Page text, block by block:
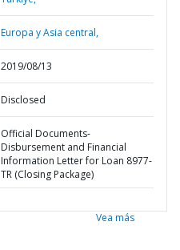
Europa y Asia central,
2019/08/13
Disclosed
Official Documents-
Disbursement and Financial
Information Letter for Loan 8977-
TR (Closing Package)
Vea más